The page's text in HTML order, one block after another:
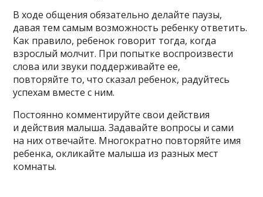
В ходе общения обязательно делайте паузы,
давая тем самым возможность ребенку ответить.
Как правило, ребенок говорит тогда, когда
взрослый молчит. При попытке воспроизвести
слова или звуки поддерживайте ее,
повторяйте то, что сказал ребенок, радуйтесь
успехам вместе с ним.
Постоянно комментируйте свои действия
и действия малыша. Задавайте вопросы и сами
на них отвечайте. Многократно повторяйте имя
ребенка, окликайте малыша из разных мест
комнаты.